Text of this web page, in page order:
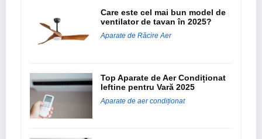
Care este cel mai bun model de
ventilator de tavan în 2025?
Aparate de Răcire Aer
Top Aparate de Aer Condiționat
Ieftine pentru Vară 2025
Aparate de aer condiționat